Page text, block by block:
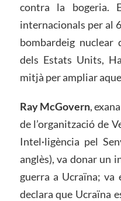
contra la bogeria.
internacionals per al
bombardeig nuclear
dels Estats Units,
mitjà per ampliar
Ray McGovern,
de l’organització de
Intel·ligència pel
anglès), va donar un
guerra a Ucraïna; va
declara que Ucraïna